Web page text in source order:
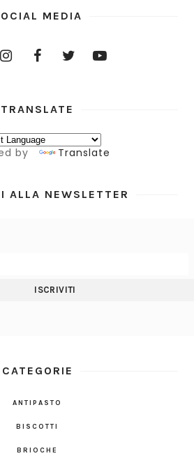
MEDIA
TRANSLATE
by Translate
ALLA NEWSLETTER
CATEGORIE
ANTIPASTO
BISCOTTI
BRIOCHE